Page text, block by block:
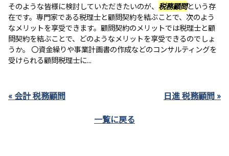
そのような皆様に検討していただきたいのが、 税務顧問という存
在です。専門家である税理士と顧問契約を結ぶことで、次のよう
なメリットを享受できます。顧問契約のメリットでは税理士と顧
問契約を結ぶことで、どのようなメリットを享受できるのでしょ
うか。 〇資金繰りや事業計画書の作成などのコンサルティングを
受けられる顧問税理士に...
« 会計 税務顧問
日進 税務顧問 »
一覧に戻る